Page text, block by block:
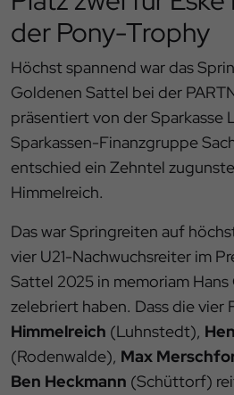
der Pony-Trophy
Höchst spannend war das
Goldenen Sattel bei der
präsentiert von der Sparkasse
Sparkassen-Finanzgruppe
entschied ein Zehntel
Himmelreich.
Das war Springreiten auf
vier U21-Nachwuchsreiter im
Sattel 2025 in memoriam
zelebriert haben. Dass die vier
Himmelreich (Luhnstedt),
(Rodenwalde), Max
Ben Heckmann (Schüttorf)